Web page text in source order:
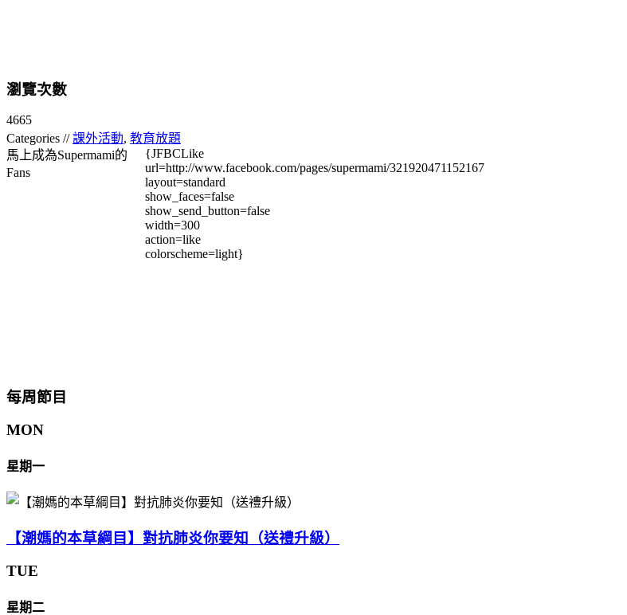
瀏覽次數
4665
Categories //課外活動, 教育放題
馬上成為Supermami的
Fans
{JFBCLike
url=http://www.facebook.com/pages/supermami/321920471152167
layout=standard
show_faces=false
show_send_button=false
width=300
action=like
colorscheme=light}
每周節目
MON
星期一
【潮媽的本草綱目】對抗肺炎你要知（送禮升級）
TUE
星期二